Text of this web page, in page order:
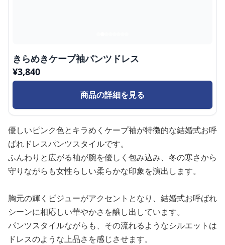
きらめきケープ袖パンツドレス
¥3,840
商品の詳細を見る
優しいピンク色とキラめくケープ袖が特徴的な結婚式お呼
ばれドレスパンツスタイルです。
ふんわりと広がる袖が腕を優しく包み込み、冬の寒さから
守りながらも女性らしい柔らかな印象を演出します。
胸元の輝くビジューがアクセントとなり、結婚式お呼ばれ
シーンに相応しい華やかさを醸し出しています。
パンツスタイルながらも、その流れるようなシルエットは
ドレスのような上品さを感じさせます。